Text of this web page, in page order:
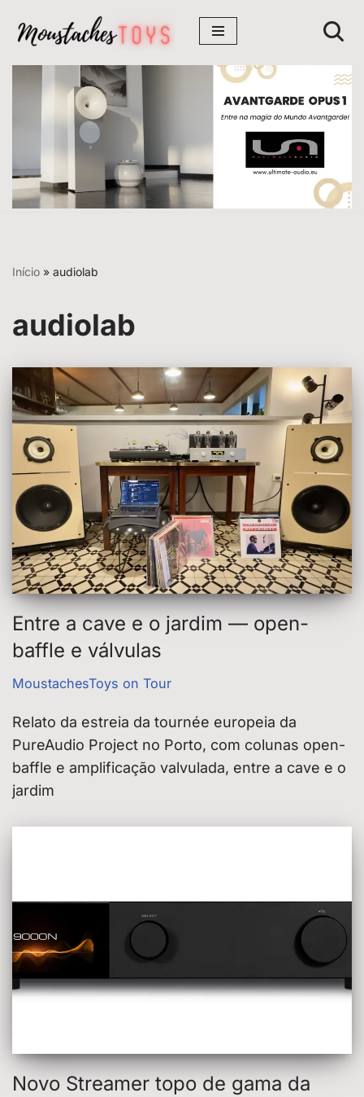
Avançar
para
conteúdo
Início » audiolab
audiolab
Entre a cave e o jardim — open-
baffle e válvulas
MoustachesToys on Tour
Relato da estreia da tournée europeia da
PureAudio Project no Porto, com colunas open-
baffle e amplificação valvulada, entre a cave e o
jardim
Novo Streamer topo de gama da